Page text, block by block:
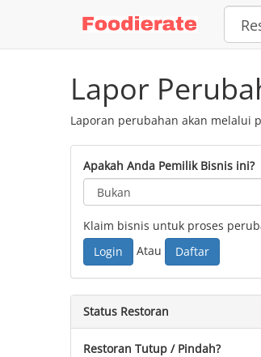
Lapor
Laporan perubahan akan melalui
Apakah Anda Pemilik Bisnis ini?
Klaim bisnis untuk proses
Login
Atau Daftar
Status Restoran
Restoran Tutup / Pindah?